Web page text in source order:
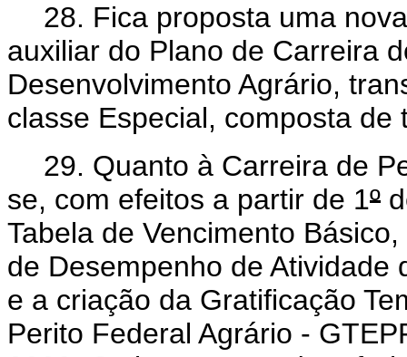
28. Fica proposta uma
auxiliar do Plano de Carreira
Desenvolvimento Agrário,
classe Especial, composta
29. Quanto à Carreira de
se, com efeitos a partir de 1º
Tabela de Vencimento
de Desempenho de Atividade
e a criação da Gratificação
Perito Federal Agrário -